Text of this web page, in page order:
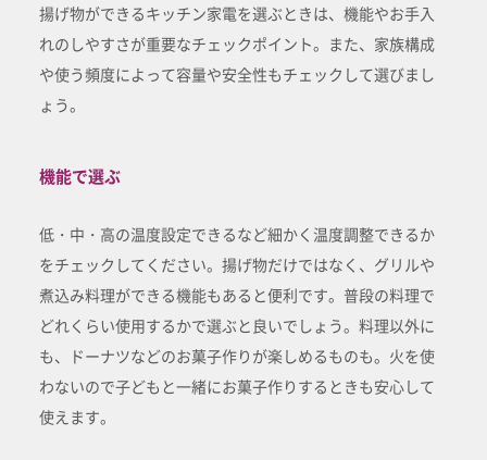
揚げ物ができるキッチン家電を選ぶときは、機能やお手入
れのしやすさが重要なチェックポイント。また、家族構成
や使う頻度によって容量や安全性もチェックして選びまし
ょう。
機能で選ぶ
低・中・高の温度設定できるなど細かく温度調整できるか
をチェックしてください。揚げ物だけではなく、グリルや
煮込み料理ができる機能もあると便利です。普段の料理で
どれくらい使用するかで選ぶと良いでしょう。料理以外に
も、ドーナツなどのお菓子作りが楽しめるものも。火を使
わないので子どもと一緒にお菓子作りするときも安心して
使えます。